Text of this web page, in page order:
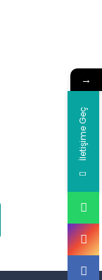
→
İletişime Geç